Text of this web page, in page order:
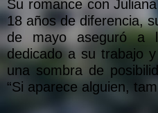
Su romance con
18 años de diferencia,
de mayo aseguró a
dedicado a su trabajo
una sombra de
“Si aparece alguien,